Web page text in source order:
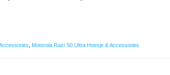
Motorola Razr 50 Ultra Hoesje & Accessories